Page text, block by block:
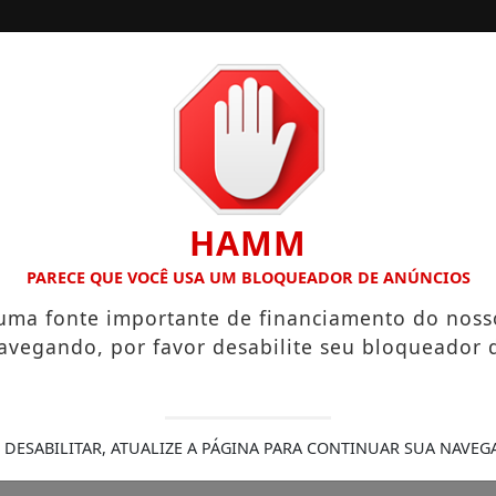
INÍCIO
CHEGAM A R$ 3,8 MIL IGREJA DO DIVINO ESPÍRITO
relatores de
(PT) e Ricardo
HAMM
PARECE QUE VOCÊ USA UM BLOQUEADOR DE ANÚNCIOS
fonte importante de financiamento do
por favor desabilite seu bloqueador
DESABILITAR, ATUALIZE A PÁGINA PARA CONTINUAR SUA